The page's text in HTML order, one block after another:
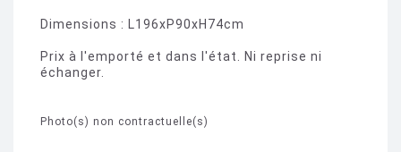
Dimensions : L196xP90xH74cm
Prix à l'emporté et dans l'état. Ni reprise ni
échanger.
Photo(s) non contractuelle(s)